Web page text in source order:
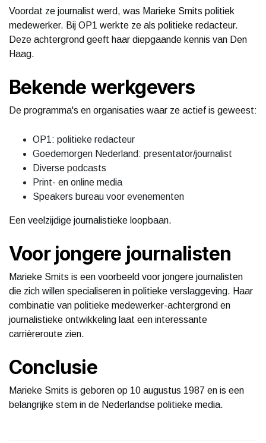
Voordat ze journalist werd, was Marieke Smits politiek
medewerker. Bij OP1 werkte ze als politieke redacteur.
Deze achtergrond geeft haar diepgaande kennis van Den
Haag.
Bekende werkgevers
De programma's en organisaties waar ze actief is geweest:
OP1: politieke redacteur
Goedemorgen Nederland: presentator/journalist
Diverse podcasts
Print- en online media
Speakers bureau voor evenementen
Een veelzijdige journalistieke loopbaan.
Voor jongere journalisten
Marieke Smits is een voorbeeld voor jongere journalisten
die zich willen specialiseren in politieke verslaggeving. Haar
combinatie van politieke medewerker-achtergrond en
journalistieke ontwikkeling laat een interessante
carrièreroute zien.
Conclusie
Marieke Smits is geboren op 10 augustus 1987 en is een
belangrijke stem in de Nederlandse politieke media.